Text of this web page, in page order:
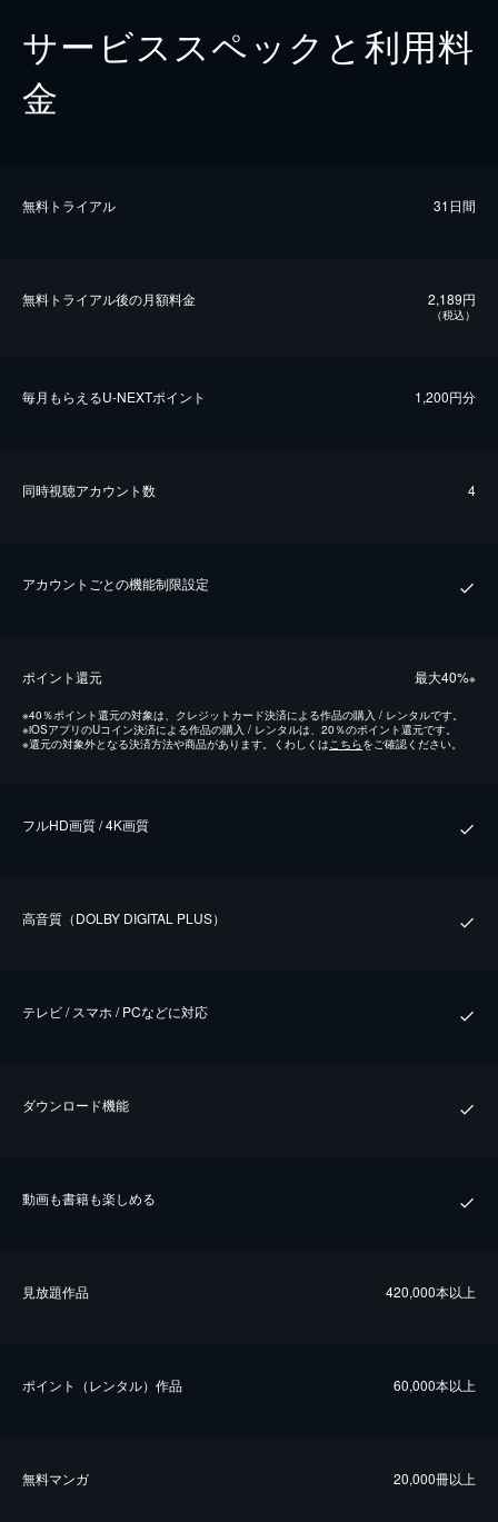
サービススペックと利用料
金
無料トライアル 31日間
無料トライアル後の⽉額料金 2,189円
（税込）
毎⽉もらえるU-NEXTポイント 1,200円分
同時視聴アカウント数 4
アカウントごとの機能制限設定
ポイント還元 最⼤40%※
※40％ポイント還元の対象は、クレジットカード決済による作品の購入 / レンタルです。
※iOSアプリのUコイン決済による作品の購入 / レンタルは、20％のポイント還元です。
※還元の対象外となる決済方法や商品があります。くわしくはこちらをご確認ください。
フルHD画質 / 4K画質
⾼⾳質（DOLBY DIGITAL PLUS）
テレビ / スマホ / PCなどに対応
ダウンロード機能
動画も書籍も楽しめる
⾒放題作品 420,000本以上
ポイント（レンタル）作品 60,000本以上
無料マンガ 20,000冊以上